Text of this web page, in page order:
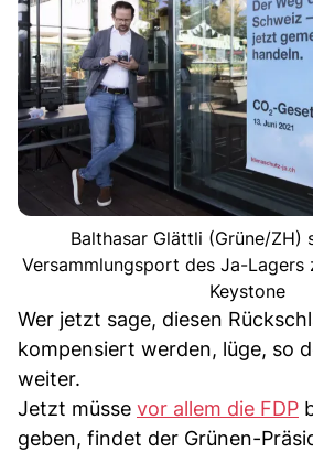
Balthasar Glättli (Grüne/ZH)
Versammlungsport des Ja-Lagers
Keystone
Wer jetzt sage, diesen
kompensiert werden, lüge, so
weiter.
Jetzt müsse vor allem die FDP
geben, findet der Grünen-